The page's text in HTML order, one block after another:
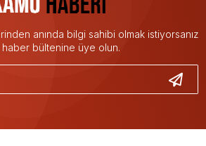
anında bilgi sahibi olmak istiyorsanız
bültenine üye olun.